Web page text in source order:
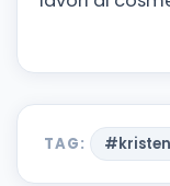
TAG: